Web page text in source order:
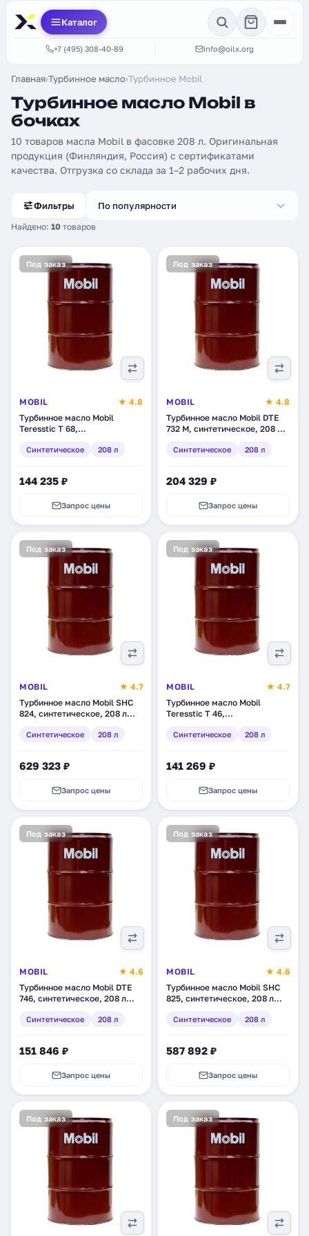
Каталог
+7 (495) 308-40-89 info@oilx.org
Главная›Турбинное масло›Турбинное Mobil
Турбинное масло Mobil в
бочках
10 товаров масла Mobil в фасовке 208 л. Оригинальная
продукция (Финляндия, Россия) с сертификатами
качества. Отгрузка со склада за 1–2 рабочих дня.
Фильтры
Найдено: 10 товаров
По популярности
Под заказ
MOBIL
★ 4.8
Турбинное масло Mobil
Teresstic T 68,
(145187)
Синтетическое 208 л
144 235 ₽
Запрос цены
Под заказ
MOBIL
★ 4.8
Турбинное масло Mobil DTE
732 M, синтетическое, 208 л
Синтетическое 208 л
204 329 ₽
Запрос цены
Под заказ
MOBIL
★ 4.7
Турбинное масло Mobil SHC
824, синтетическое, 208 л
Синтетическое 208 л
629 323 ₽
Запрос цены
Под заказ
MOBIL
★ 4.7
Турбинное масло Mobil
Teresstic T 46,
(145184)
Синтетическое 208 л
141 269 ₽
Запрос цены
Под заказ
MOBIL
★ 4.6
Турбинное масло Mobil DTE
746, синтетическое, 208 л
Синтетическое 208 л
151 846 ₽
Запрос цены
Под заказ
MOBIL
★ 4.6
Турбинное масло Mobil SHC
825, синтетическое, 208 л
Синтетическое 208 л
587 892 ₽
Запрос цены
Под заказ Под заказ